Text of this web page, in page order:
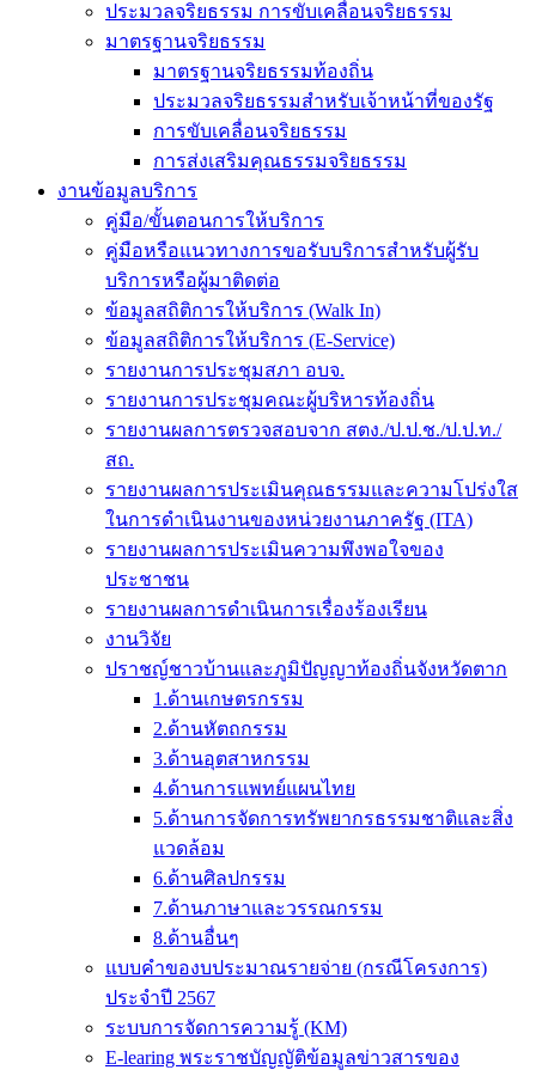
ประมวลจริยธรรม การขับเคลื่อนจริยธรรม
มาตรฐานจริยธรรม
มาตรฐานจริยธรรมท้องถิ่น
ประมวลจริยธรรมสำหรับเจ้าหน้าที่ของรัฐ
การขับเคลื่อนจริยธรรม
การส่งเสริมคุณธรรมจริยธรรม
งานข้อมูลบริการ
คู่มือ/ขั้นตอนการให้บริการ
คู่มือหรือแนวทางการขอรับบริการสำหรับผู้รับ
บริการหรือผู้มาติดต่อ
ข้อมูลสถิติการให้บริการ (Walk In)
ข้อมูลสถิติการให้บริการ (E-Service)
รายงานการประชุมสภา อบจ.
รายงานการประชุมคณะผู้บริหารท้องถิ่น
รายงานผลการตรวจสอบจาก สตง./ป.ป.ช./ป.ป.ท./
สถ.
รายงานผลการประเมินคุณธรรมและความโปร่งใส
ในการดำเนินงานของหน่วยงานภาครัฐ (ITA)
รายงานผลการประเมินความพึงพอใจของ
ประชาชน
รายงานผลการดำเนินการเรื่องร้องเรียน
งานวิจัย
ปราชญ์ชาวบ้านและภูมิปัญญาท้องถิ่นจังหวัดตาก
1.ด้านเกษตรกรรม
2.ด้านหัตถกรรม
3.ด้านอุตสาหกรรม
4.ด้านการแพทย์แผนไทย
5.ด้านการจัดการทรัพยากรธรรมชาติและสิ่ง
แวดล้อม
6.ด้านศิลปกรรม
7.ด้านภาษาและวรรณกรรม
8.ด้านอื่นๆ
แบบคำของบประมาณรายจ่าย (กรณีโครงการ)
ประจำปี 2567
ระบบการจัดการความรู้ (KM)
E-learing พระราชบัญญัติข้อมูลข่าวสารของ